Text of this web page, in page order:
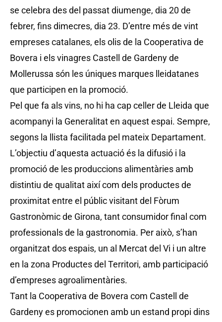
se celebra des del passat diumenge, dia 20 de
febrer, fins dimecres, dia 23. D’entre més de vint
empreses catalanes, els olis de la Cooperativa de
Bovera i els vinagres Castell de Gardeny de
Mollerussa són les úniques marques lleidatanes
que participen en la promoció.
Pel que fa als vins, no hi ha cap celler de Lleida que
acompanyi la Generalitat en aquest espai. Sempre,
segons la llista facilitada pel mateix Departament.
L’objectiu d’aquesta actuació és la difusió i la
promoció de les produccions alimentàries amb
distintiu de qualitat així com dels productes de
proximitat entre el públic visitant del Fòrum
Gastronòmic de Girona, tant consumidor final com
professionals de la gastronomia. Per això, s’han
organitzat dos espais, un al Mercat del Vi i un altre
en la zona Productes del Territori, amb participació
d’empreses agroalimentàries.
Tant la Cooperativa de Bovera com Castell de
Gardeny es promocionen amb un estand propi dins